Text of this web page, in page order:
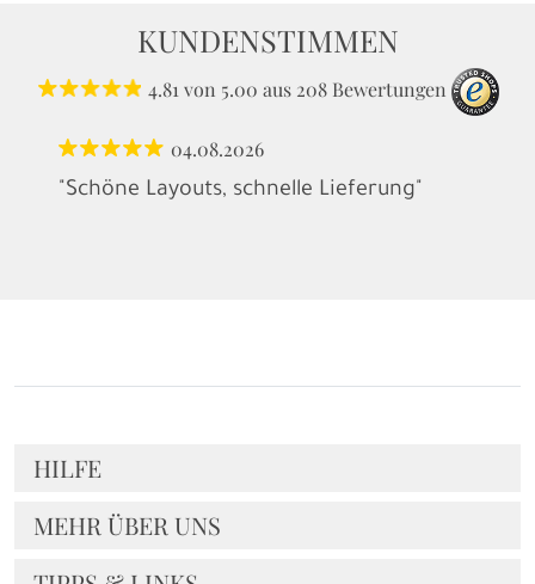
KUNDENSTIMMEN
4.81von 5.00 aus 208 Bewertungen
04.08.2026
"Schöne Layouts, schnelle Lieferung"
HILFE
MEHR ÜBER UNS